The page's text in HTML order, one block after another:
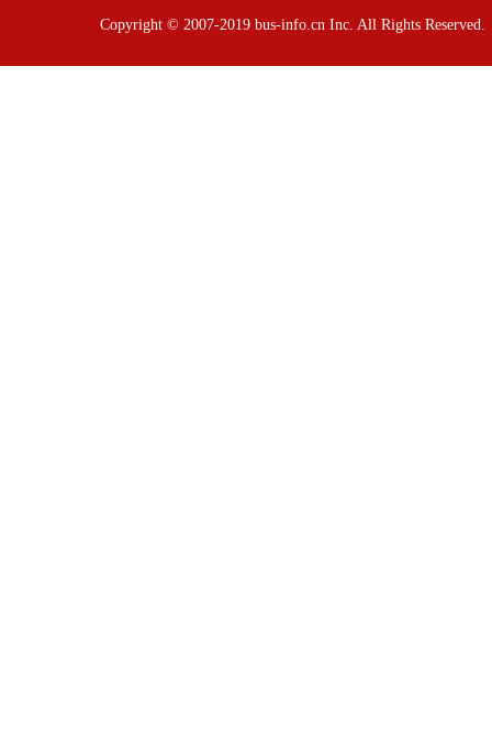
Copyright © 2007-2019 bus-info.cn Inc. All Rights